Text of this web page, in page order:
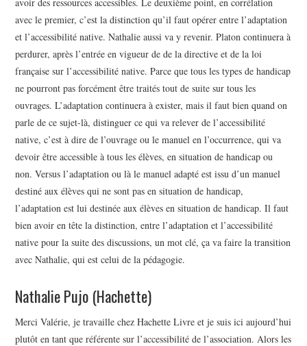
avoir des ressources accessibles. Le deuxième point, en corrélation
avec le premier, c’est la distinction qu’il faut opérer entre l’adaptation
et l’accessibilité native. Nathalie aussi va y revenir. Platon continuera à
perdurer, après l’entrée en vigueur de de la directive et de la loi
française sur l’accessibilité native. Parce que tous les types de handicap
ne pourront pas forcément être traités tout de suite sur tous les
ouvrages. L’adaptation continuera à exister, mais il faut bien quand on
parle de ce sujet-là, distinguer ce qui va relever de l’accessibilité
native, c’est à dire de l’ouvrage ou le manuel en l’occurrence, qui va
devoir être accessible à tous les élèves, en situation de handicap ou
non. Versus l’adaptation ou là le manuel adapté est issu d’un manuel
destiné aux élèves qui ne sont pas en situation de handicap,
l’adaptation est lui destinée aux élèves en situation de handicap. Il faut
bien avoir en tête la distinction, entre l’adaptation et l’accessibilité
native pour la suite des discussions, un mot clé, ça va faire la transition
avec Nathalie, qui est celui de la pédagogie.
Nathalie Pujo (Hachette)
Merci Valérie, je travaille chez Hachette Livre et je suis ici aujourd’hui
plutôt en tant que référente sur l’accessibilité de l’association. Alors les